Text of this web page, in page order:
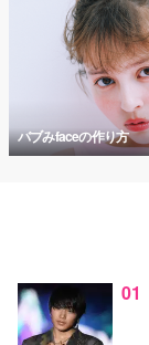
バブみfaceの作り方
01